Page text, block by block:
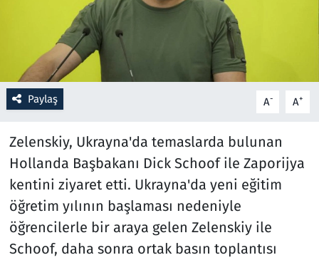
Paylaş A- A+
Zelenskiy, Ukrayna'da temaslarda bulunan
Hollanda Başbakanı Dick Schoof ile Zaporijya
kentini ziyaret etti. Ukrayna'da yeni eğitim
öğretim yılının başlaması nedeniyle
öğrencilerle bir araya gelen Zelenskiy ile
Schoof, daha sonra ortak basın toplantısı
Savunma Sanayi
Seçim 2023
Spor
Televizyon